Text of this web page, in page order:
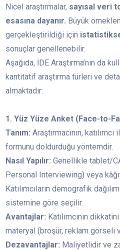
Nicel araştırmalar, sayısal veri
esasına dayanır. Büyük
gerçekleştirildiği için
sonuçlar genellenebilir.
Aşağıda, İDE Araştırma’nın da
kantitatif araştırma türleri ve
almaktadır:
1. Yüz Yüze Anket (Face-to-
Tanım: Araştırmacının,
formunu doldurduğu yöntemdir.
Nasıl Yapılır: Genellikle tablet/
Personal Interviewing) veya
Katılımcıların demografik
sistemine göre seçilir.
Avantajlar: Katılımcının
materyal (broşür, reklam görseli
Dezavantajlar: Maliyetlidir ve